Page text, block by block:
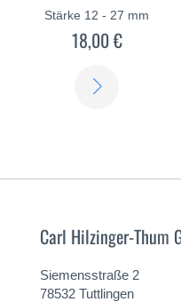
Stärke 12 - 27 mm
18,00 €
Carl Hilzinger-Thum
Siemensstraße 2
78532 Tuttlingen